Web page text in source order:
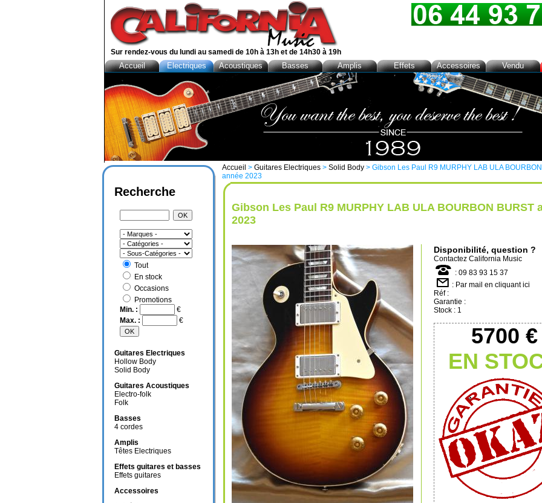
Accueil > Guitares Electriques > Solid Body > Gibson Les Paul R9 MURPHY LAB ULA
année 2023
Gibson Les Paul R9 MURPHY LAB ULA BOURBON BURST
2023
Disponibilité, question ?
Contactez California Music
: 09 83 93 15 37
: Par mail en cliquant ici
Réf :
Garantie :
Stock : 1
5700 €
EN
Recherche
Tout
En stock
Occasions
Promotions
Min. :
€
Max. :
€
Guitares Electriques
Hollow Body
Solid Body
Guitares Acoustiques
Electro-folk
Folk
Basses
4 cordes
Amplis
Têtes Electriques
Effets guitares et basses
Effets guitares
Accessoires
Sur rendez-vous du lundi au samedi de 10h à 13h et de 14h30 à 19h
Accueil Electriques Acoustiques Basses Amplis Effets Accessoires Vendu